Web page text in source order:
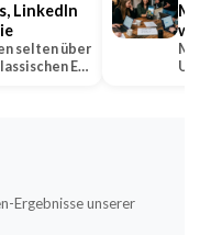
LinkedIn
selten über
E-
Mehr
Mehr
Ergebnisse unserer